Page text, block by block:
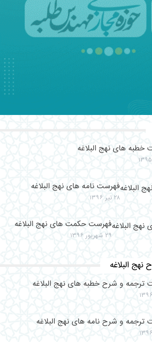
خطبه های نهج البلاغه
فهرست نامه های نهج البلاغه
۲۸ تیر ۱۳۹۶
فهرست حکمت های نهج البلاغه
۲۹ شهریور ۱۳۹۶
البلاغه
ترجمه و شرح خطبه های نهج البلاغه
ترجمه و شرح نامه های نهج البلاغه